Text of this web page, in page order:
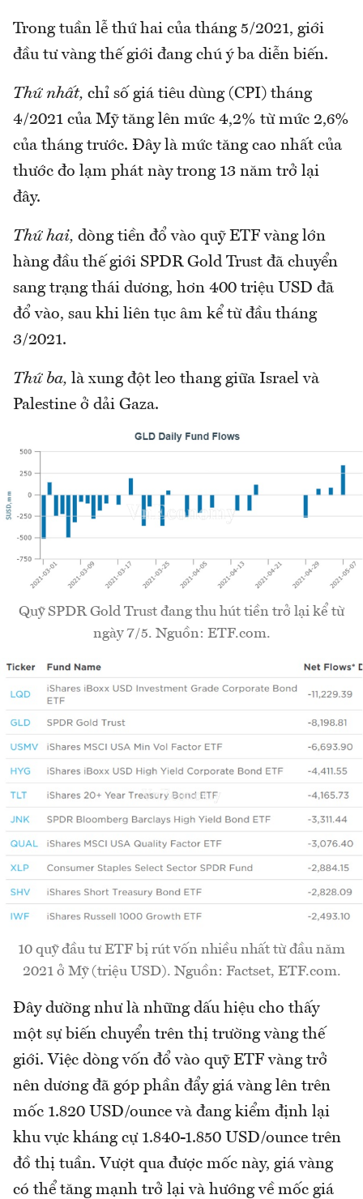
Trong tuần lễ thứ hai của tháng 5/2021, giới
đầu tư vàng thế giới đang chú ý ba diễn biến.
Thứ nhất, chỉ số giá tiêu dùng (CPI) tháng
4/2021 của Mỹ tăng lên mức 4,2% từ mức 2,6%
của tháng trước. Đây là mức tăng cao nhất của
thước đo lạm phát này trong 13 năm trở lại
đây.
Thứ hai, dòng tiền đổ vào quỹ ETF vàng lớn
hàng đầu thế giới SPDR Gold Trust đã chuyển
sang trạng thái dương, hơn 400 triệu USD đã
đổ vào, sau khi liên tục âm kể từ đầu tháng
3/2021.
Thứ ba, là xung đột leo thang giữa Israel và
Palestine ở dải Gaza.
Quỹ SPDR Gold Trust đang thu hút tiền trở lại kể từ
ngày 7/5. Nguồn: ETF.com.
10 quỹ đầu tư ETF bị rút vốn nhiều nhất từ đầu năm
2021 ở Mỹ (triệu USD). Nguồn: Factset, ETF.com.
Đây dường như là những dấu hiệu cho thấy
một sự biến chuyển trên thị trường vàng thế
giới. Việc dòng vốn đổ vào quỹ ETF vàng trở
nên dương đã góp phần đẩy giá vàng lên trên
mốc 1.820 USD/ounce và đang kiểm định lại
khu vực kháng cự 1.840-1.850 USD/ounce trên
đồ thị tuần. Vượt qua được mốc này, giá vàng
có thể tăng mạnh trở lại và hướng về mốc giá